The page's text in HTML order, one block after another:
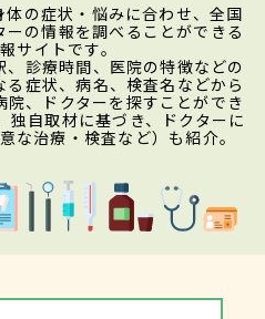
体の症状・悩みに合わせ、全国
の情報を調べることができる
サイトです。
診療時間、医院の特徴などの
症状、病名、検査名などから
、ドクターを探すことができ
独自取材に基づき、ドクターに
な治療・検査など）も紹介。